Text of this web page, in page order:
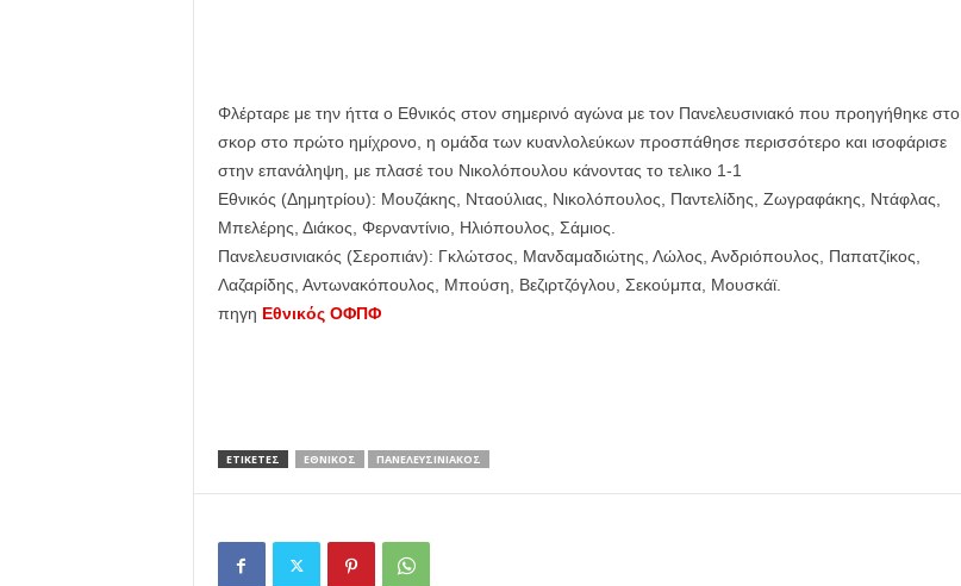
Φλέρταρε με την ήττα ο Εθνικός στον σημερινό αγώνα με τον Πανελευσινιακό που προηγήθηκε στο
σκορ στο πρώτο ημίχρονο, η ομάδα των κυανλολεύκων προσπάθησε περισσότερο και ισοφάρισε
στην επανάληψη, με πλασέ του Νικολόπουλου κάνοντας το τελικο 1-1
Εθνικός (Δημητρίου): Μουζάκης, Νταούλιας, Νικολόπουλος, Παντελίδης, Ζωγραφάκης, Ντάφλας,
Μπελέρης, Διάκος, Φερναντίνιο, Ηλιόπουλος, Σάμιος.
Πανελευσινιακός (Σεροπιάν): Γκλώτσος, Μανδαμαδιώτης, Λώλος, Ανδριόπουλος, Παπατζίκος,
Λαζαρίδης, Αντωνακόπουλος, Μπούση, Βεζιρτζόγλου, Σεκούμπα, Μουσκάϊ.
πηγη Εθνικός ΟΦΠΦ
ΕΤΙΚΕΤΕΣ ΕΘΝΙΚΟΣ ΠΑΝΕΛΕΥΣΙΝΙΑΚΟΣ